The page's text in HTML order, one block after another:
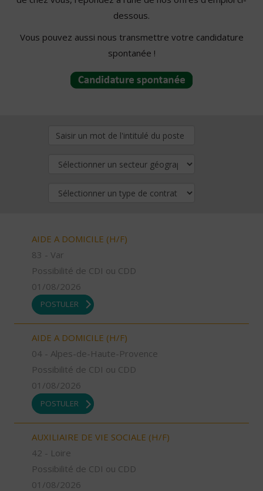
dessous.
Vous pouvez aussi nous transmettre votre candidature
spontanée !
AIDE A DOMICILE (H/F)
83 - Var
Possibilité de CDI ou CDD
01/08/2026
POSTULER
AIDE A DOMICILE (H/F)
04 - Alpes-de-Haute-Provence
Possibilité de CDI ou CDD
01/08/2026
POSTULER
AUXILIAIRE DE VIE SOCIALE (H/F)
42 - Loire
Possibilité de CDI ou CDD
01/08/2026